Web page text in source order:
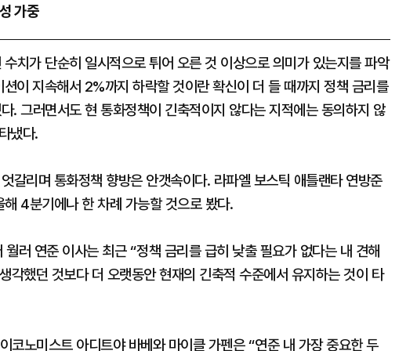
가중
치가 단순히 일시적으로 튀어 오른 것 이상으로 의미가 있는지를 파악
이 지속해서 2%까지 하락할 것이란 확신이 더 들 때까지 정책 금리를
. 그러면서도 현 통화정책이 긴축적이지 않다는 지적에는 동의하지 않
냈다.
갈리며 통화정책 향방은 안갯속이다. 라파엘 보스틱 애틀랜타 연방준
4분기에나 한 차례 가능할 것으로 봤다.
러 연준 이사는 최근 “정책 금리를 급히 낮출 필요가 없다는 내 견해
각했던 것보다 더 오랫동안 현재의 긴축적 수준에서 유지하는 것이 타
코노미스트 아디트야 바베와 마이클 가펜은 “연준 내 가장 중요한 두